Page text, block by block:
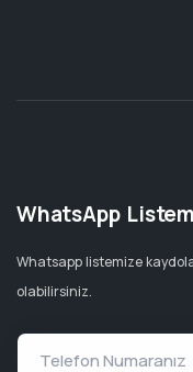
WhatsApp
Whatsapp listemize
olabilirsiniz.